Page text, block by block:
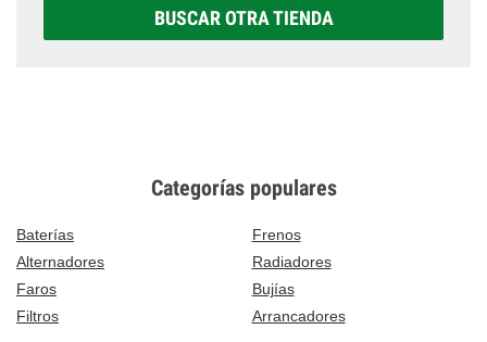
BUSCAR OTRA TIENDA
Categorías populares
Baterías
Frenos
Alternadores
Radiadores
Faros
Bujías
Filtros
Arrancadores